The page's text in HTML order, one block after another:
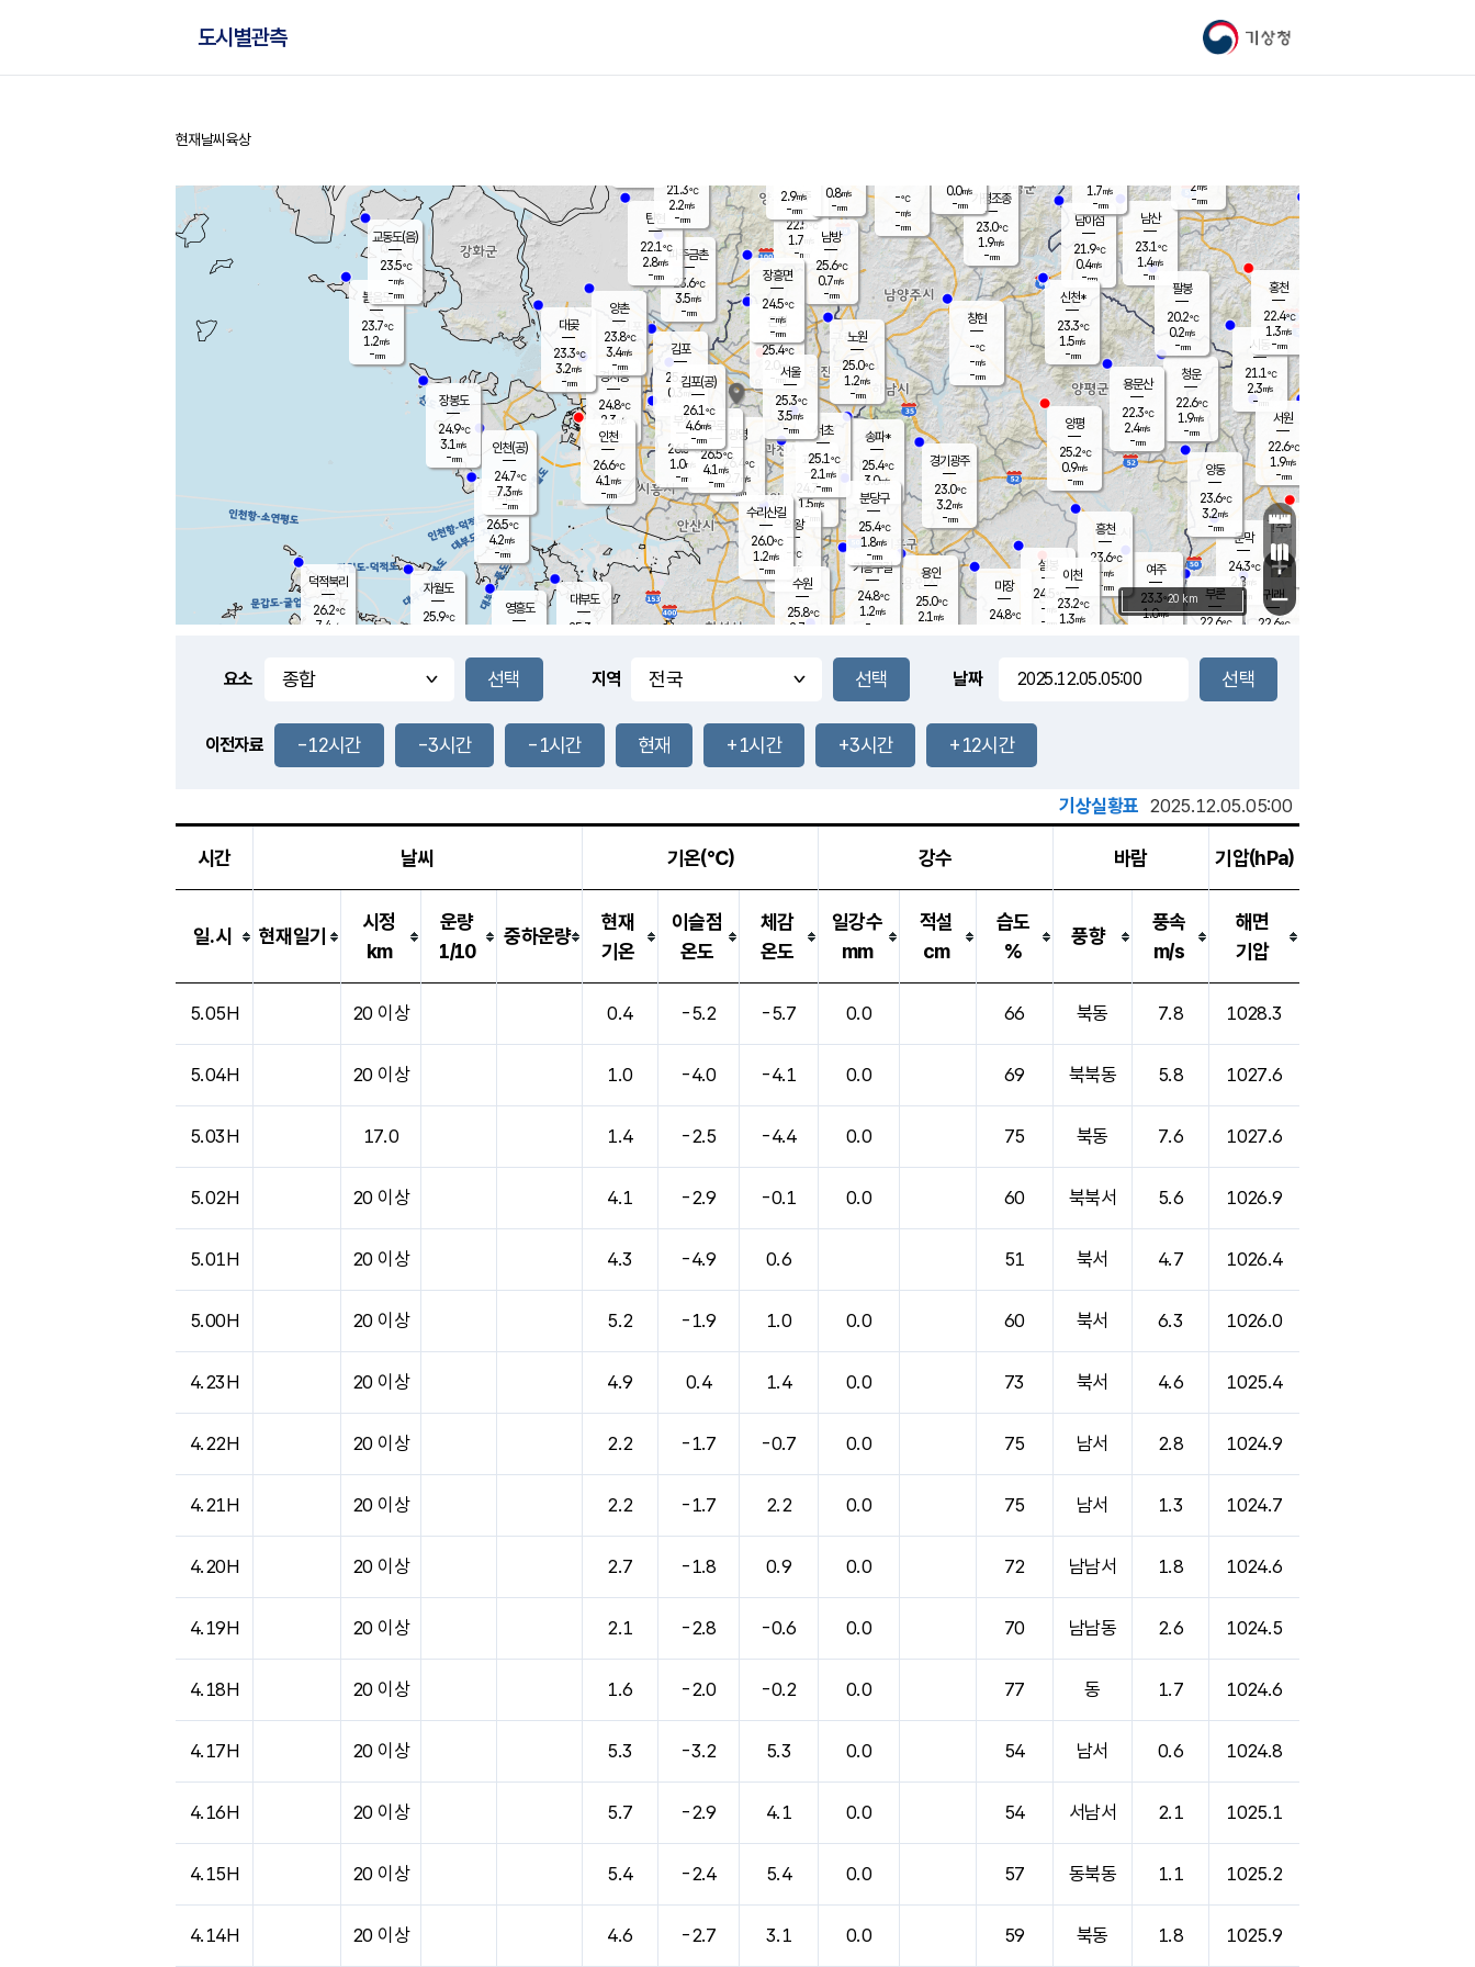
기상청
도시별관측
홈
현재날씨 육상
풍도
2.5m/s
문막
24.3℃
2.8
mm
남이섬
21.9℃
0.4m/s
-mm
무의도
26.5℃
4.2m/s
-mm
영흥도
볼음도
23.7℃
1.2m/s
-mm
자월도
25.9℃
양주
22.5℃
1.7
-mm
부론
22.6℃
과천
24.7℃
1.5m/s
- mm
남산
23.1℃
1.4m/s
-mm
장봉도
24.9℃
3.1 m/s
-mm
-mm
청운
22.6℃
1.9m/s
-mm
팔봉
20.2℃
0.2m/s
-mm
-mm
용인
25.0℃
2.1 m/s
여주
23.3℃
1.0m/s
양동
23.6℃
3.2m/s
-mm
경기광주
23.0℃
3.2m/s
-mm
장호원
1.7m/s
-mm
24.9
℃
대부도
25.3
-
경서동
24.8℃
2.3 m/s
-mm
파주금촌
23.6℃
3.5m/s
-mm
가평조종
23.0℃
1.9m/s
-mm
-℃
-m/s
-mm
대곶
23.3℃
3.2m/s
-mm
신천*
23.3℃
1.5m/s
-mm
창현
-℃
-m/s
-mm
탄현
22.1℃
2.8m/s
-mm
0.0m/s
-mm
25.2℃
0.6m/s
-mm
흥천
23.6℃
-m/s
-mm
마장
24.8℃
의왕
- ℃
m/s
mm
김포
25.4℃
0.3 m/s
mm
설봉
24.5
-m/s
- mm
광명
26.4 ℃
2.7 m/s
-mm
부천
26.5℃
1.0m/s
-mm
-mm
양촌
23.8℃
3.4m/s
-mm
구로
26.5℃
4.1 m/s
-mm
은평
25.4℃
2.0 m/s
- mm
노원
25.0℃
1.2m/s
-mm
송파*
25.4℃
3.0m/s
-mm
서초
25.1℃
2.1 m/s
-mm
남방
25.6℃
0.7m/s
-mm
기흥구갈
24.8℃
1.2m/s
-
수리산길
26.0℃
1.2m/s
-mm
분당구
25.4℃
1.8m/s
-mm
장흥면
24.5℃
-m/s
-mm
2.9m/s
-mm
시동
21.1℃
2.3m/s
- mm
귀래
22.6℃
서원
22.6℃
1.9m/s
-mm
용문산
22.3℃
2.4m/s
-mm
덕적북리
26.2℃
7.4 m/s
인천(공)
24.7℃
7.3m/s
-mm
김포(공)
26.1℃
4.6m/s
-mm
교동도(음)
23.5℃
-m/s
-mm
홍천
22.4℃
1.3m/s
-mm
이천
23.2℃
1.3m/s
양평
25.2℃
0.9m/s
-mm
수원
25.8℃
2.7 m/s
인천
26.6℃
4.1 m/s
-mm
서울
25.3℃
3.5m/s
-mm
2m/s
-mm
21.3℃
2.2m/s
-mm
0.8m/s
-mm
+
−
20 km
요소 지역 날짜
이전자료 -12시간 -3시간 -1시간 현재 +1시간 +3시간 +12시간
기상실황표 2025.12.05.05:00
시간 날씨 기온(℃) 강수 바람 기압(hPa)
일.시 현재일기
시정
km
운량
1/10
중하운량
현재
기온
이슬점
온도
체감
온도
일강수
mm
적설
cm
습도
%
풍향
풍속
m/s
해면
기압
5.05H 20 이상 0.4 -5.2 -5.7 0.0 66 북동 7.8 1028.3
5.04H 20 이상 1.0 -4.0 -4.1 0.0 69 북북동 5.8 1027.6
5.03H 17.0 1.4 -2.5 -4.4 0.0 75 북동 7.6 1027.6
5.02H 20 이상 4.1 -2.9 -0.1 0.0 60 북북서 5.6 1026.9
5.01H 20 이상 4.3 -4.9 0.6 51 북서 4.7 1026.4
5.00H 20 이상 5.2 -1.9 1.0 0.0 60 북서 6.3 1026.0
4.23H 20 이상 4.9 0.4 1.4 0.0 73 북서 4.6 1025.4
4.22H 20 이상 2.2 -1.7 -0.7 0.0 75 남서 2.8 1024.9
4.21H 20 이상 2.2 -1.7 2.2 0.0 75 남서 1.3 1024.7
4.20H 20 이상 2.7 -1.8 0.9 0.0 72 남남서 1.8 1024.6
4.19H 20 이상 2.1 -2.8 -0.6 0.0 70 남남동 2.6 1024.5
4.18H 20 이상 1.6 -2.0 -0.2 0.0 77 동 1.7 1024.6
4.17H 20 이상 5.3 -3.2 5.3 0.0 54 남서 0.6 1024.8
4.16H 20 이상 5.7 -2.9 4.1 0.0 54 서남서 2.1 1025.1
4.15H 20 이상 5.4 -2.4 5.4 0.0 57 동북동 1.1 1025.2
4.14H 20 이상 4.6 -2.7 3.1 0.0 59 북동 1.8 1025.9